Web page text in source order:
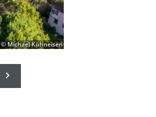
© Michael Kühneisen